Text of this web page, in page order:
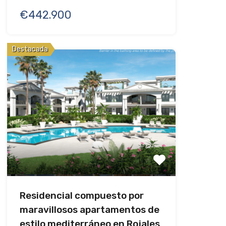
€442.900
Destacada
Residencial compuesto por
maravillosos apartamentos de